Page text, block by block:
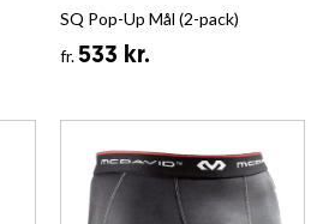
SQ Pop-Up Mål (2-pack)
fr.533 kr.